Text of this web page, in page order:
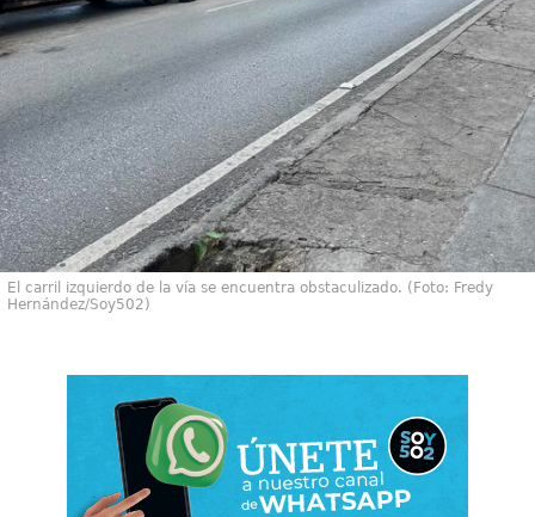
El carril izquierdo de la vía se encuentra obstaculizado. (Foto: Fredy
Hernández/Soy502)